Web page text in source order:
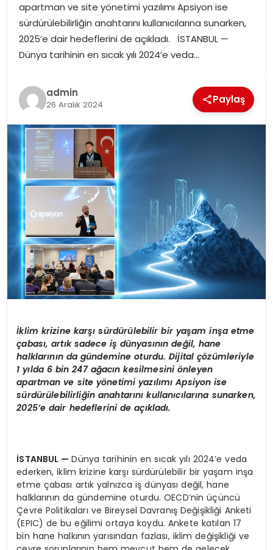
apartman ve site yönetimi yazılımı Apsiyon ise
sürdürülebilirliğin anahtarını kullanıcılarına sunarken,
2025’e dair hedeflerini de açıkladı. İSTANBUL —
Dünya tarihinin en sıcak yılı 2024’e veda…
admin
26 Aralık 2024 Paylaş
İklim krizine karşı sürdürülebilir bir yaşam inşa etme
çabası, artık sadece iş dünyasının değil, hane
halklarının da gündemine oturdu. Dijital çözümleriyle
1 yılda 6 bin 247 ağacın kesilmesini önleyen
apartman ve site yönetimi yazılımı Apsiyon ise
sürdürülebilirliğin anahtarını kullanıcılarına sunarken,
2025’e dair hedeflerini de açıkladı.
İSTANBUL —Dünya tarihinin en sıcak yılı 2024’e veda
ederken, iklim krizine karşı sürdürülebilir bir yaşam inşa
etme çabası artık yalnızca iş dünyası değil, hane
halklarının da gündemine oturdu. OECD’nin üçüncü
Çevre Politikaları ve Bireysel Davranış Değişikliği Anketi
(EPIC) de bu eğilimi ortaya koydu. Ankete katılan 17
bin hane halkının yarısından fazlası, iklim değişikliği ve